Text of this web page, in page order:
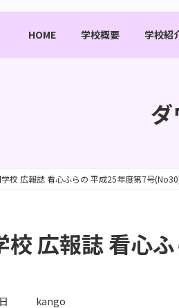
HOME 学校概要 学校紹
校 広報誌 看心ふらの 平成25年度第7号
校 広報誌 看心
kango